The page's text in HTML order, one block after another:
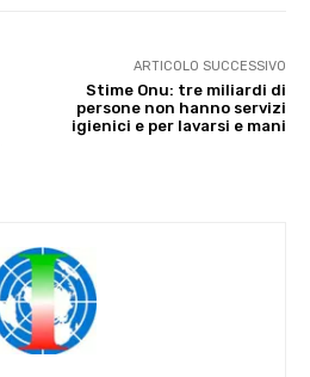
ARTICOLO SUCCESSIVO
Stime Onu: tre miliardi di
persone non hanno servizi
igienici e per lavarsi e mani